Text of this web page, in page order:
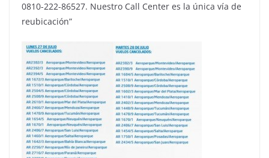
0810-222-86527. Nuestro Call Center es la única vía de
reubicación”